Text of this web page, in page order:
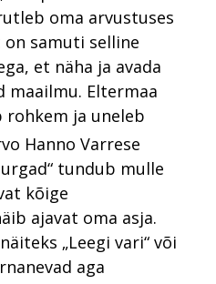
oma arvustuses
on samuti selline
et näha ja avada
maailmu. Eltermaa
ja uneleb
Hanno Varrese
tundub mulle
kõige
ajavat oma asja.
„Leegi vari“ või
aga